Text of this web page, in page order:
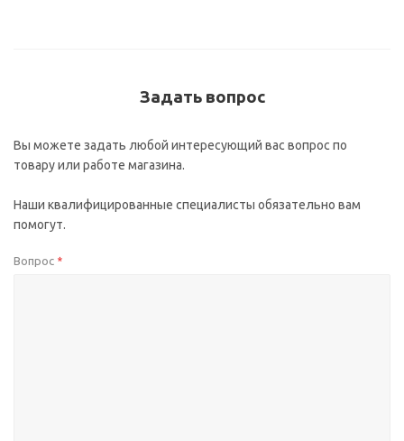
Задать вопрос
Вы можете задать любой интересующий вас вопрос по
товару или работе магазина.
Наши квалифицированные специалисты обязательно вам
помогут.
Вопрос *